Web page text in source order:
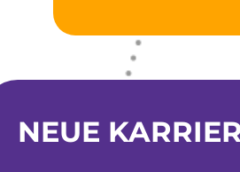
NEUE